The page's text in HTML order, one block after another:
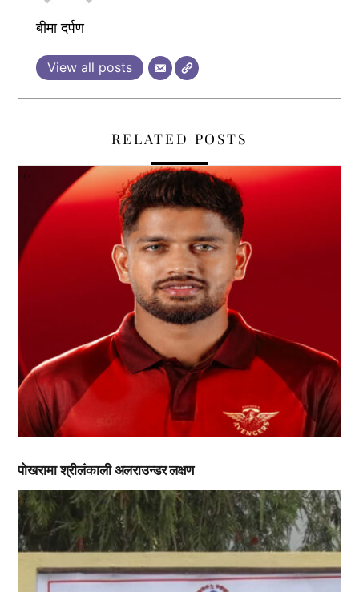
बीमा दर्पण
View all posts
RELATED POSTS
, , ,
पोखरामा श्रीलंकाली अलराउन्डर लक्षण
, ,